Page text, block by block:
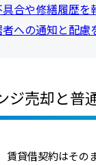
合や修繕履歴を
への通知と配慮
ジ売却と普
賃貸借契約はその